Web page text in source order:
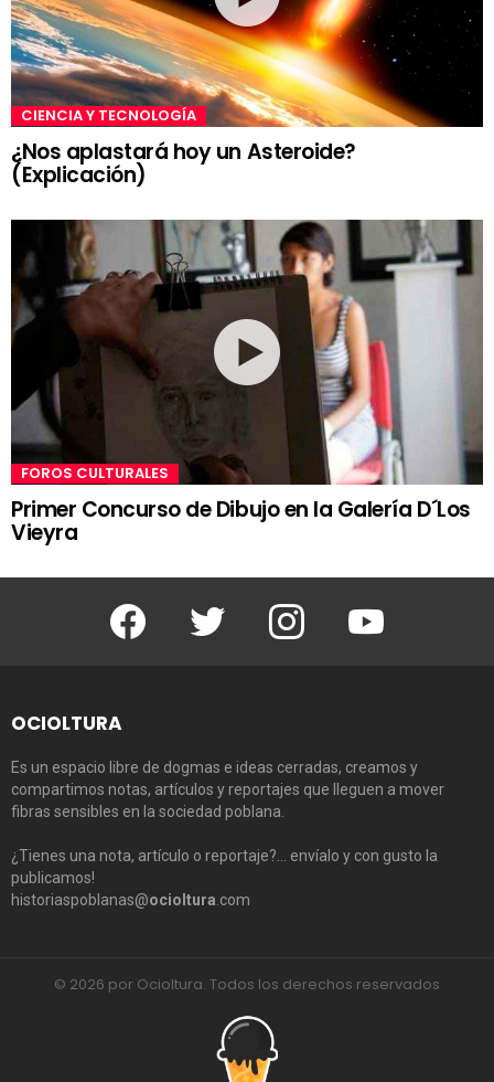
CIENCIA Y TECNOLOGÍA
¿Nos aplastará hoy un Asteroide?
(Explicación)
FOROS CULTURALES
Primer Concurso de Dibujo en la Galería D´Los
Vieyra
Facebook Twitter Instagram Youtube
OCIOLTURA
Es un espacio libre de dogmas e ideas cerradas, creamos y
compartimos notas, artículos y reportajes que lleguen a mover
fibras sensibles en la sociedad poblana.
¿Tienes una nota, artículo o reportaje?… envíalo y con gusto la
publicamos!
historiaspoblanas@ocioltura .com
© 2026 por Ocioltura. Todos los derechos reservados